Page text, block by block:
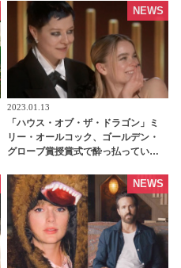
tvgroove
2023.01.13
「ハウス・オブ・ザ・ドラゴン」ミ
リー・オールコック、ゴールデン・
グローブ賞授賞式で酔っ払ってい
題に［写真あり］ - tvgroove
NEWS
NEWS